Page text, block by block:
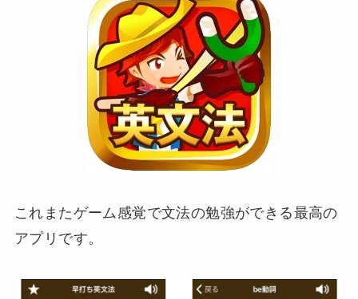
これまたゲーム感覚で文法の勉強ができる最高の
アプリです。